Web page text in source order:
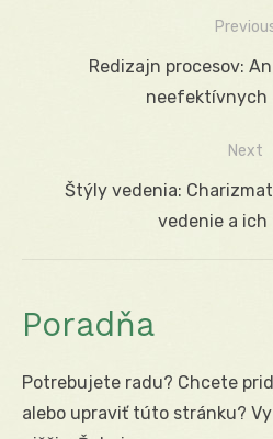
Navigácia
PreviousRedizajn procesov:
neefektívnych
Next
NextŠtýly vedenia:
vedenie a ich
Poradňa
Potrebujete radu? Chcete
alebo upraviť túto stránku?